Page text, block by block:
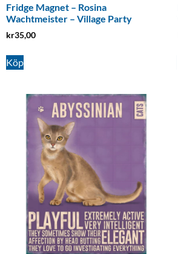
Fridge Magnet – Rosina
Wachtmeister – Village Party
kr35,00
Köp